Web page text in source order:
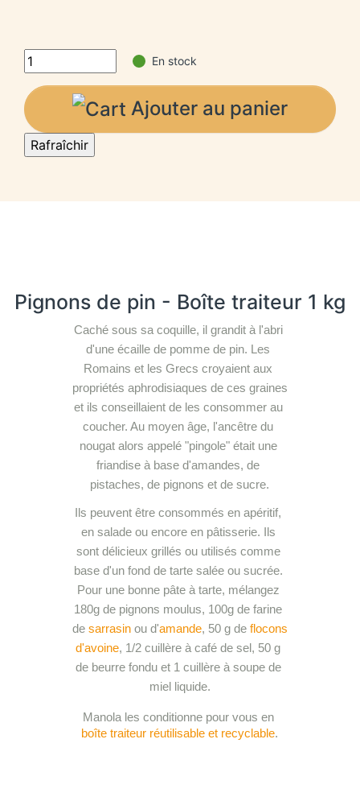
En stock
Ajouter au panier
Pignons de pin - Boîte traiteur 1 kg
Caché sous sa coquille, il grandit à l'abri
d'une écaille de pomme de pin. Les
Romains et les Grecs croyaient aux
propriétés aphrodisiaques de ces graines
et ils conseillaient de les consommer au
coucher. Au moyen âge, l'ancêtre du
nougat alors appelé "pingole" était une
friandise à base d'amandes, de
pistaches, de pignons et de sucre.
Ils peuvent être consommés en apéritif,
en salade ou encore en pâtisserie. Ils
sont délicieux grillés ou utilisés comme
base d'un fond de tarte salée ou sucrée.
Pour une bonne pâte à tarte, mélangez
180g de pignons moulus, 100g de farine
de sarrasin ou d'amande, 50 g de flocons
d'avoine, 1/2 cuillère à café de sel, 50 g
de beurre fondu et 1 cuillère à soupe de
miel liquide.
Manola les conditionne pour vous en
boîte traiteur réutilisable et recyclable.